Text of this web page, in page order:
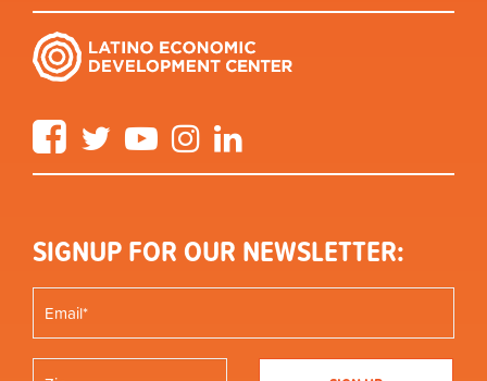
FacebookTwitter YouTube Instagram
SIGNUP FOR OUR NEWSLETTER: